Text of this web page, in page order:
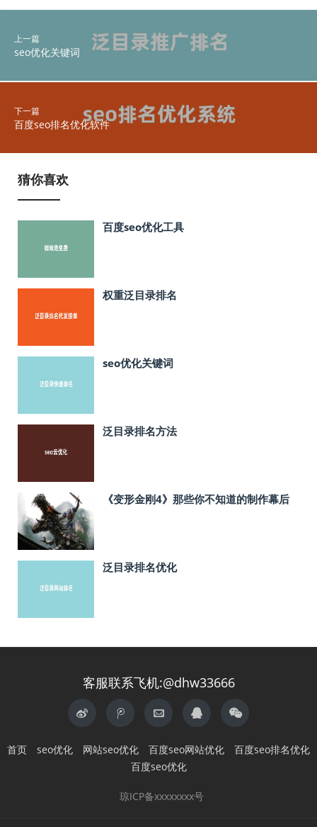
上一篇
seo优化关键词
下一篇
百度seo排名优化软件
猜你喜欢
百度seo优化工具
权重泛目录排名
seo优化关键词
泛目录排名方法
《变形金刚4》那些你不知道的制作幕后
泛目录排名优化
客服联系飞机:@dhw33666
首页 seo优化 网站seo优化 百度seo网站优化
百度seo排名优化
百度seo优化
琼ICP备xxxxxxxx号